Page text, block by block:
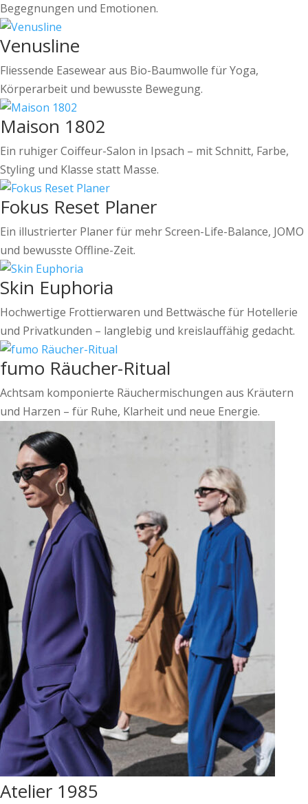
Begegnungen und Emotionen.
Venusline
Fliessende Easewear aus Bio-Baumwolle für Yoga,
Körperarbeit und bewusste Bewegung.
Maison 1802
Ein ruhiger Coiffeur-Salon in Ipsach – mit Schnitt, Farbe,
Styling und Klasse statt Masse.
Fokus Reset Planer
Ein illustrierter Planer für mehr Screen-Life-Balance, JOMO
und bewusste Offline-Zeit.
Skin Euphoria
Hochwertige Frottierwaren und Bettwäsche für Hotellerie
und Privatkunden – langlebig und kreislauffähig gedacht.
fumo Räucher-Ritual
Achtsam komponierte Räuchermischungen aus Kräutern
und Harzen – für Ruhe, Klarheit und neue Energie.
Atelier 1985